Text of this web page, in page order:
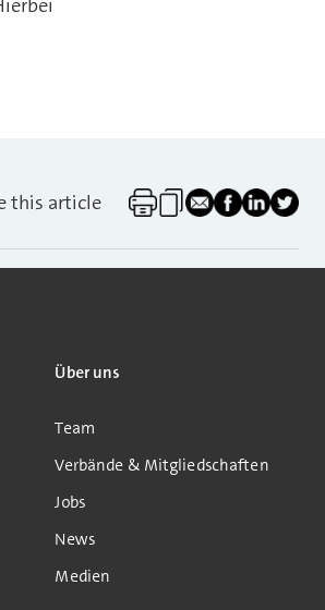
this article
Über uns
Team
Verbände & Mitgliedschaften
Jobs
News
Medien